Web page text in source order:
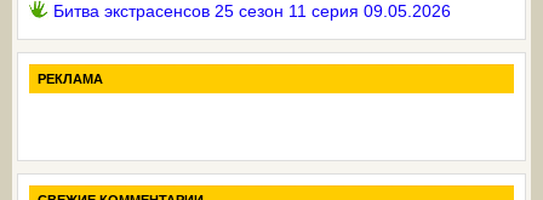
Битва экстрасенсов 25 сезон 11 серия 09.05.2026
РЕКЛАМА